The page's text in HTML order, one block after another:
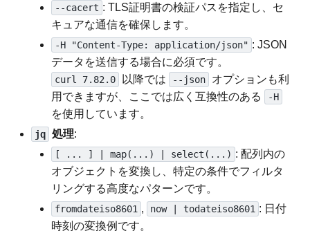
--cacert : TLS証明書の検証パスを指定し、セ
キュアな通信を確保します。
-H "Content-Type: application/json" : JSON
データを送信する場合に必須です。
curl 7.82.0 以降では --json
オプションも利
用できますが、ここでは広く互換性のある
-H
を使用しています。
jq 処理:
[ ... ] | map(...) | select(...) : 配列内の
オブジェクトを変換し、特定の条件でフィルタ
リングする高度なパターンです。
fromdateiso8601 , now | todateiso8601 : 日付
時刻の変換例です。